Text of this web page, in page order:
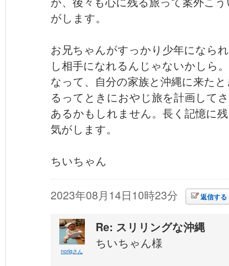
がします。
お兄ちゃんがすっかり少年になら
し相手になれるんじゃないかしら
なって、自分の家族と沖縄に来た
るってときにおやじ旅を計画して
あるかもしれません。長く記憶に
気がします。
ちいちゃん
2023年08月14日10時23分 返信する
noriqさん
Re: スリリングな沖縄
ちいちゃん様